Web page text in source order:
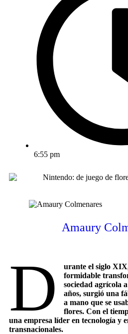
6:55 pm
Amaury
D
urante el siglo
formidable
sociedad agrícola
años, surgió una
a mano que se
flores. Con el
una empresa líder en tecnología y
transnacionales.